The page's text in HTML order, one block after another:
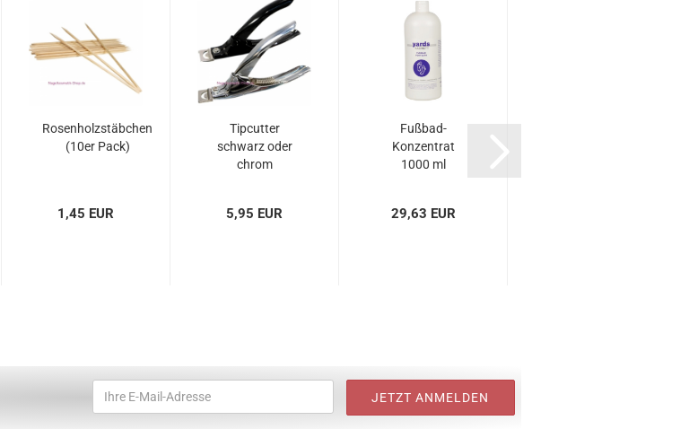
Rosenholzstäbchen
(10er Pack)
1,45 EUR
Tipcutter
schwarz oder
chrom
5,95 EUR
Fußbad-
Konzentrat
1000 ml
29,63 EUR